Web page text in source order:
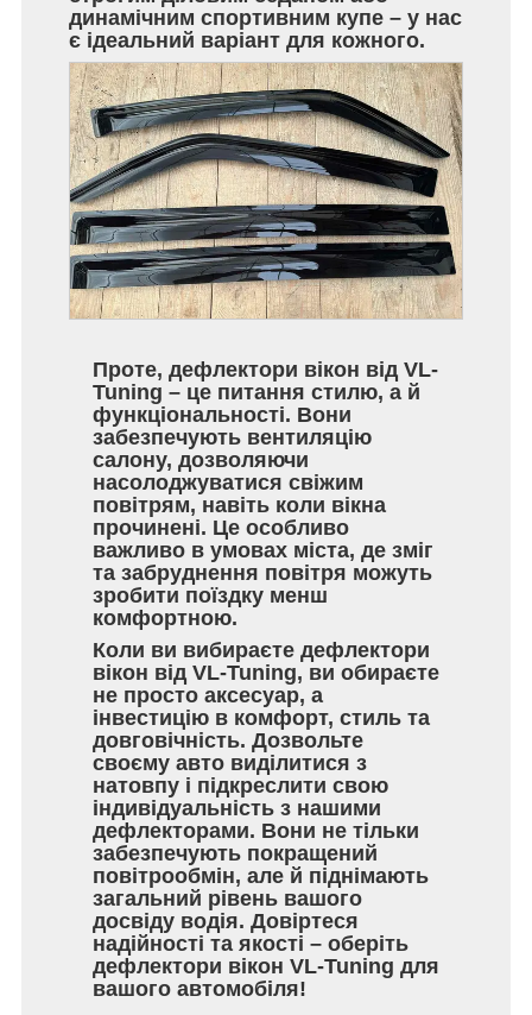
динамічним спортивним купе – у нас
є ідеальний варіант для кожного.
Проте, дефлектори вікон від VL-
Tuning – це питання стилю, а й
функціональності. Вони
забезпечують вентиляцію
салону, дозволяючи
насолоджуватися свіжим
повітрям, навіть коли вікна
прочинені. Це особливо
важливо в умовах міста, де зміг
та забруднення повітря можуть
зробити поїздку менш
комфортною.
Коли ви вибираєте дефлектори
вікон від VL-Tuning, ви обираєте
не просто аксесуар, а
інвестицію в комфорт, стиль та
довговічність. Дозвольте
своєму авто виділитися з
натовпу і підкреслити свою
індивідуальність з нашими
дефлекторами. Вони не тільки
забезпечують покращений
повітрообмін, але й піднімають
загальний рівень вашого
досвіду водія. Довіртеся
надійності та якості – оберіть
дефлектори вікон VL-Tuning для
вашого автомобіля!